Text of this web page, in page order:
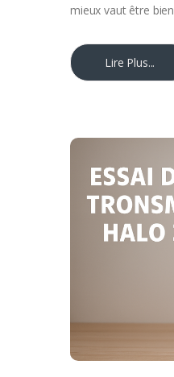
mieux vaut être bien
Lire Plus...